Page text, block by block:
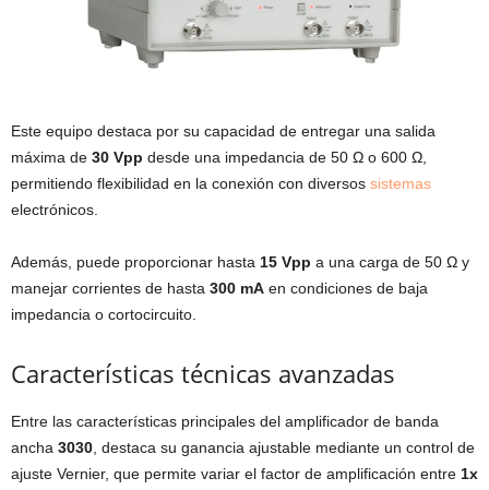
Este equipo destaca por su capacidad de entregar una salida
máxima de 30 Vpp desde una impedancia de 50 Ω o 600 Ω,
permitiendo flexibilidad en la conexión con diversos sistemas
electrónicos.
Además, puede proporcionar hasta 15 Vpp a una carga de 50 Ω y
manejar corrientes de hasta 300 mA en condiciones de baja
impedancia o cortocircuito.
Características técnicas avanzadas
Entre las características principales del amplificador de banda
ancha 3030 , destaca su ganancia ajustable mediante un control de
ajuste Vernier, que permite variar el factor de amplificación entre 1x